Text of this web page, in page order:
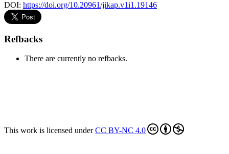
DOI: https://doi.org/10.20961/jikap.v1i1.19146
Refbacks
There are currently no refbacks.
This work is licensed underCC BY-NC 4.0